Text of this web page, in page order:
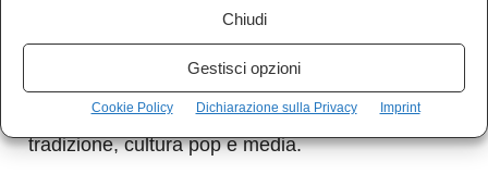
Chiudi
Gestisci opzioni
Cookie Policy Dichiarazione sulla Privacy Imprint
la Ketsuekigata, definendola una superstizione
priva di basi scientifiche. Nonostante ciò, la sua
popolarità persiste, alimentata da un mix di
tradizione, cultura pop e media.